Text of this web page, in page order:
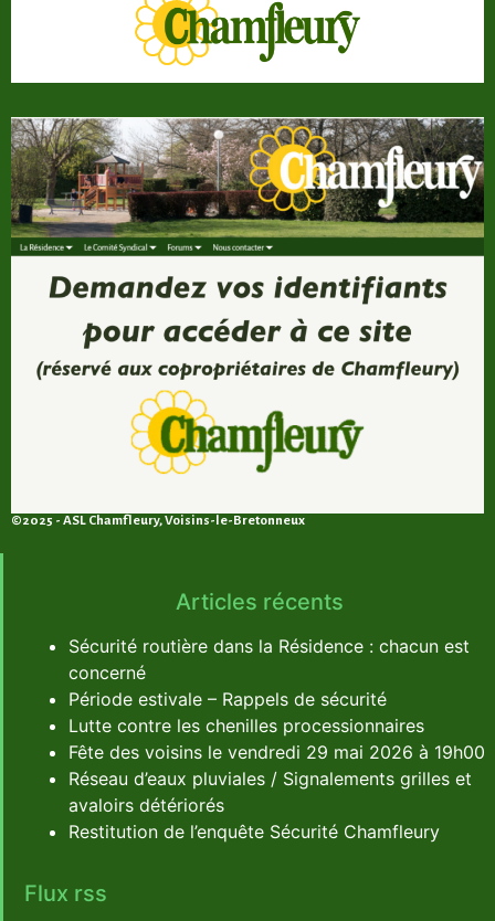
©2025 - ASL Chamfleury, Voisins-le-Bretonneux
Articles récents
Sécurité routière dans la Résidence : chacun est
concerné
Période estivale – Rappels de sécurité
Lutte contre les chenilles processionnaires
Fête des voisins le vendredi 29 mai 2026 à 19h00
Réseau d’eaux pluviales / Signalements grilles et
avaloirs détériorés
Restitution de l’enquête Sécurité Chamfleury
Flux rss